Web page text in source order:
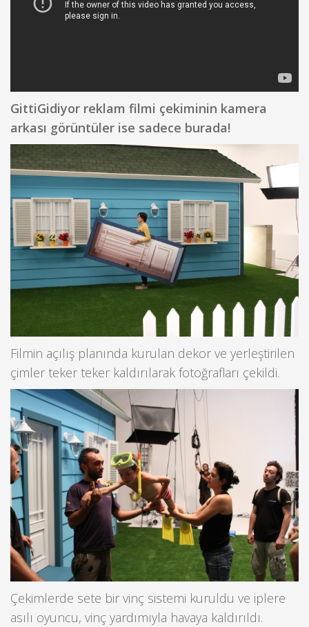
GittiGidiyor reklam filmi çekiminin kamera
arkası görüntüler ise sadece burada!
Filmin açılış planında kurulan dekor ve yerleştirilen
çimler teker teker kaldırılarak fotoğrafları çekildi.
Çekimlerde sete bir vinç sistemi kuruldu ve iplere
asılı oyuncu, vinç yardımıyla havaya kaldırıldı.